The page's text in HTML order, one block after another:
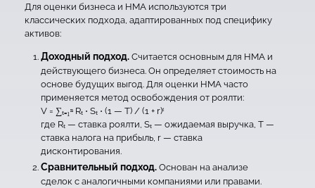
Для оценки бизнеса и НМА используются три
классических подхода, адаптированных под специфику
активов:
Доходный подход. Считается основным для НМА и
действующего бизнеса. Он определяет стоимость на
основе будущих выгод. Для оценки НМА часто
применяется метод освобождения от роялти:
V = ∑ₜ₌₁ⁿ Rₜ ⋅ Sₜ ⋅ (1 — T) / (1 + r)ᵗ
где Rₜ — ставка роялти, Sₜ — ожидаемая выручка, T —
ставка налога на прибыль, r — ставка
дисконтирования.
Сравнительный подход. Основан на анализе
сделок с аналогичными компаниями или правами.